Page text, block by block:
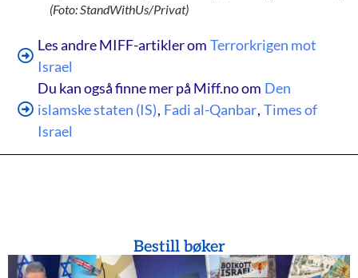
(Foto: StandWithUs/Privat)
Les andre MIFF-artikler om Terrorkrigen mot
Israel
Du kan også finne mer på Miff.no om Den
islamske staten (IS), Fadi al-Qanbar, Times of
Israel
Bestill bøker